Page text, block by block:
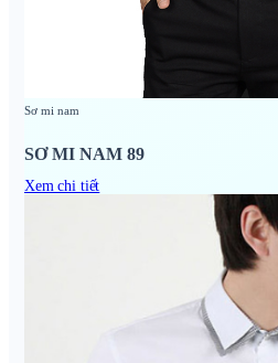
Sơ mi nam
SƠ MI NAM 89
Xem chi tiết